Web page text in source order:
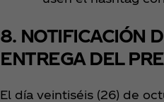
8. NOTIFICACIÓN
ENTREGA DEL
El día veintiséis (26) de